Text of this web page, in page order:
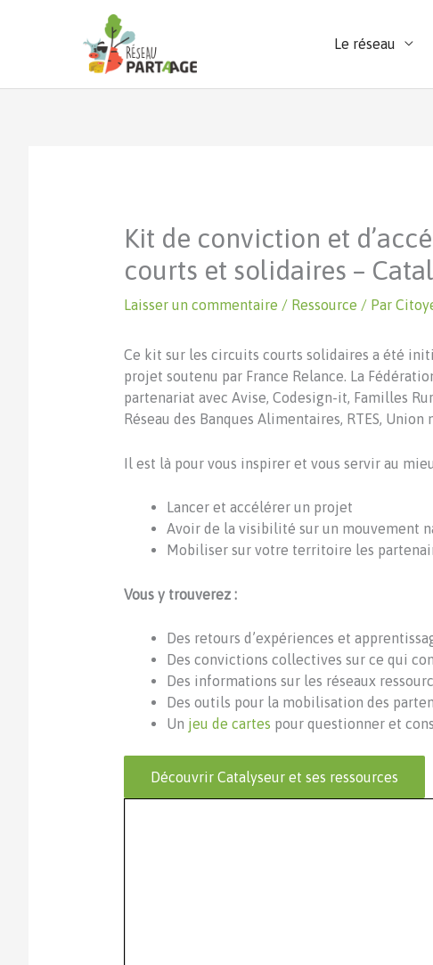
Le réseau
Kit de conviction et
courts et solidaires –
Laisser un commentaire / Ressource / Par
Ce kit sur les circuits courts solidaires a été
projet soutenu par France Relance. La
partenariat avec Avise, Codesign-it, Familles
Réseau des Banques Alimentaires, RTES, Union
Il est là pour vous inspirer et vous servir au
Lancer et accélérer un projet
Avoir de la visibilité sur un mouvement
Mobiliser sur votre territoire les
Vous y trouverez :
Des retours d’expériences et
Des convictions collectives sur ce qui
Des informations sur les réseaux
Des outils pour la mobilisation des
Un jeu de cartes pour questionner et
Découvrir Catalyseur et ses ressources